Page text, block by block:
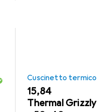
Cuscinetto termico
EUR
15,84
Thermal Grizzly